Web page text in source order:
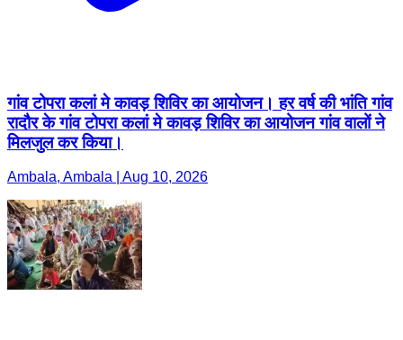
गांव टोपरा कलां मे कावड़ शिविर का आयोजन। हर वर्ष की भांति गांव
रादौर के गांव टोपरा कलां मे कावड़ शिविर का आयोजन गांव वालों ने
मिलजुल कर किया।
Ambala, Ambala | Aug 10, 2026